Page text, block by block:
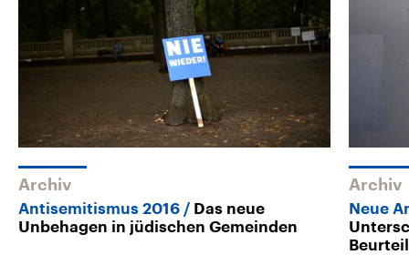
Archiv
Antisemitismus 2016
Das neue
Unbehagen in jüdischen Gemeinden
Archiv
Neue